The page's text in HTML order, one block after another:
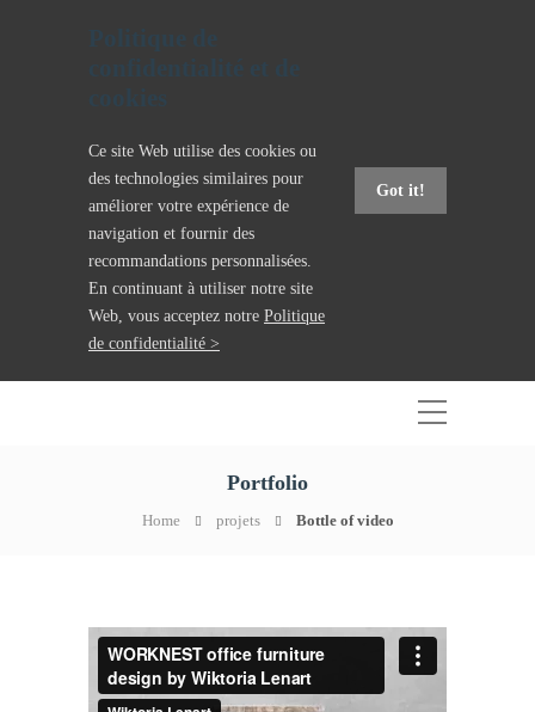
Ce site Web utilise des cookies ou
des technologies similaires pour
améliorer votre expérience de
navigation et fournir des
recommandations personnalisées.
En continuant à utiliser notre site
Web, vous acceptez notre Politique
de confidentialité >
Got it!
Portfolio
Home projets Bottle of video